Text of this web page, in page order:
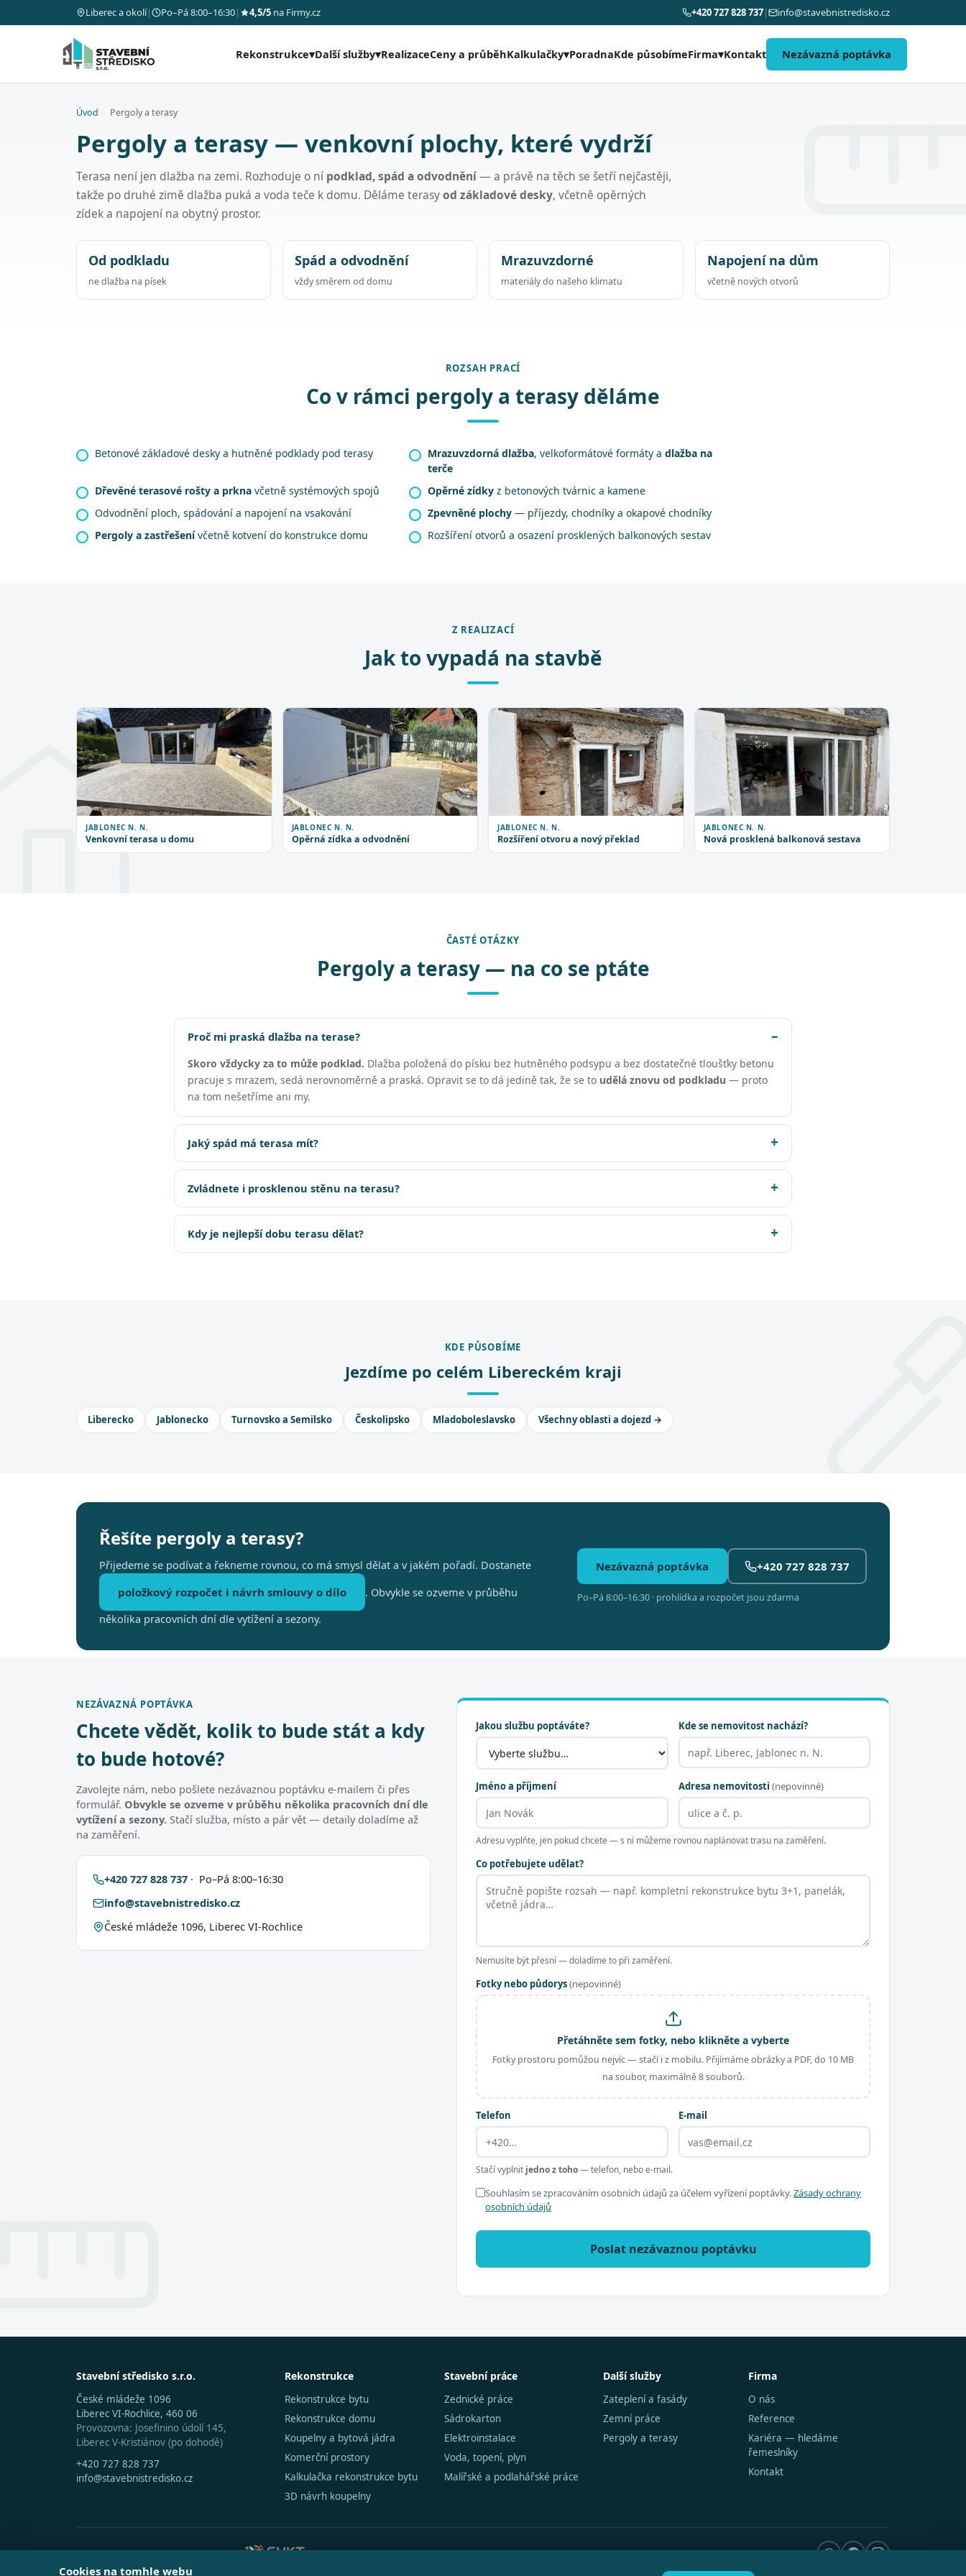
Liberec a okolí| Po–Pá 8:00–16:30| 4,5/5 na Firmy.cz +420 727 828 737| info@stavebnistredisko.cz
Rekonstrukce▾Další služby▾RealizaceCeny a průběhKalkulačky▾PoradnaKde působímeFirma▾Kontakt Nezávazná poptávka
Úvod Pergoly a terasy
Pergoly a terasy — venkovní plochy, které vydrží
Terasa není jen dlažba na zemi. Rozhoduje o ní podklad, spád a odvodnění— a právě na těch se šetří nejčastěji,
takže po druhé zimě dlažba puká a voda teče k domu. Děláme terasyod základové desky, včetně opěrných
zídek a napojení na obytný prostor.
Od podkladu
ne dlažba na písek
Spád a odvodnění
vždy směrem od domu
Mrazuvzdorné
materiály do našeho klimatu
Napojení na dům
včetně nových otvorů
ROZSAH PRACÍ
Co v rámci pergoly a terasy děláme
Betonové základové desky a hutněné podklady pod terasy Mrazuvzdorná dlažba, velkoformátové formáty a dlažba na
terče
Dřevěné terasové rošty a prkna včetně systémových spojů Opěrné zídky z betonových tvárnic a kamene
Odvodnění ploch, spádování a napojení na vsakování
Zpevněné plochy — příjezdy, chodníky a okapové chodníky
Pergoly a zastřešenívčetně kotvení do konstrukce domu Rozšíření otvorů a osazení prosklených balkonových sestav
Z REALIZACÍ
Jak to vypadá na stavbě
JABLONEC N. N.
Venkovní terasa u domu
JABLONEC N. N.
Opěrná zídka a odvodnění
JABLONEC N. N.
Rozšíření otvoru a nový překlad
JABLONEC N. N.
Nová prosklená balkonová sestava
ČASTÉ OTÁZKY
Pergoly a terasy — na co se ptáte
Proč mi praská dlažba na terase?
Skoro vždycky za to může podklad. Dlažba položená do písku bez hutněného podsypu a bez dostatečné tloušťky betonu
pracuje s mrazem, sedá nerovnoměrně a praská. Opravit se to dá jedině tak, že se to udělá znovu od podkladu — proto
na tom nešetříme ani my.
Jaký spád má terasa mít?
Zvládnete i prosklenou stěnu na terasu?
Kdy je nejlepší dobu terasu dělat?
KDE PŮSOBÍME
Jezdíme po celém Libereckém kraji
Liberecko Jablonecko Turnovsko a Semilsko Českolipsko Mladoboleslavsko Všechny oblasti a dojezd →
Řešíte pergoly a terasy?
Přijedeme se podívat a řekneme rovnou, co má smysl dělat a v jakém pořadí. Dostanete
položkový rozpočet i návrh smlouvy o dílo
. Obvykle se ozveme v průběhu
několika pracovních dní dle vytížení a sezony.
Nezávazná poptávka +420 727 828 737
Po–Pá 8:00–16:30 · prohlídka a rozpočet jsou zdarma
NEZÁVAZNÁ POPTÁVKA
Chcete vědět, kolik to bude stát a kdy
to bude hotové?
Zavolejte nám, nebo pošlete nezávaznou poptávku e-mailem či přes
formulář. Obvykle se ozveme v průběhu několika pracovních dní dle
vytížení a sezony. Stačí služba, místo a pár vět — detaily doladíme až
na zaměření.
+420 727 828 737 · Po–Pá 8:00–16:30
info@stavebnistredisko.cz
České mládeže 1096, Liberec VI-Rochlice
Jakou službu poptáváte? Kde se nemovitost nachází?
Jméno a příjmení Adresa nemovitosti (nepovinné)
Adresu vyplňte, jen pokud chcete — s ní můžeme rovnou naplánovat trasu na zaměření.
Co potřebujete udělat?
Nemusíte být přesní — doladíme to při zaměření.
Fotky nebo půdorys(nepovinné)
Přetáhněte sem fotky, nebo klikněte a vyberte
Fotky prostoru pomůžou nejvíc — stačí i z mobilu. Přijímáme obrázky a PDF, do 10 MB
na soubor, maximálně 8 souborů.
Telefon E-mail
Stačí vyplnit jedno z toho— telefon, nebo e-mail.
Souhlasím se zpracováním osobních údajů za účelem vyřízení poptávky.Zásady ochrany
osobních údajů
Poslat nezávaznou poptávku
Stavební středisko s.r.o.
České mládeže 1096
Liberec VI-Rochlice, 460 06
Provozovna: Josefinino údolí 145,
Liberec V-Kristiánov (po dohodě)
+420 727 828 737
info@stavebnistredisko.cz
Rekonstrukce
Rekonstrukce bytu
Rekonstrukce domu
Koupelny a bytová jádra
Komerční prostory
Kalkulačka rekonstrukce bytu
3D návrh koupelny
Stavební práce
Zednické práce
Sádrokarton
Elektroinstalace
Voda, topení, plyn
Malířské a podlahářské práce
Další služby
Zateplení a fasády
Zemní práce
Pergoly a terasy
Firma
O nás
Reference
Kariéra — hledáme
řemeslníky
Kontakt
Cookies na tomhle webu